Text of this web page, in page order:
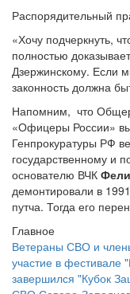
Распорядительный
«Хочу подчеркнуть,
полностью
Дзержинскому. Если
законность должна
Напомним, что
«Офицеры России»
Генпрокуратуры РФ
государственному и
основателю ВЧК
демонтировали в
путча. Тогда его
Главное
Ветераны СВО и
участие в фестивале
завершился "Кубок